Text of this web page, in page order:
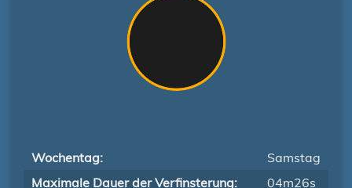
Wochentag:
Samstag
Maximale Dauer der Verfinsterung:
04m26s